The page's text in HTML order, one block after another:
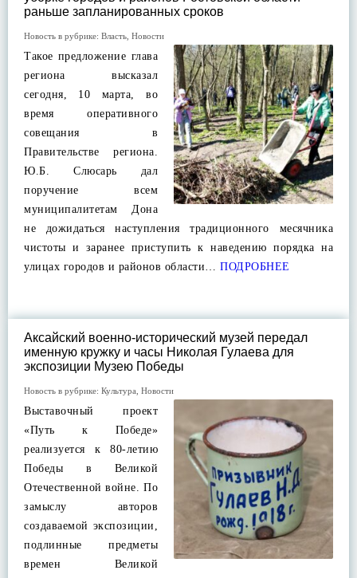
раньше запланированных сроков
Новость в рубрике: Власть Новости
Такое предложение глава
региона высказал
сегодня, 10 марта, во
время оперативного
совещания в
Правительстве региона.
Ю.Б. Слюсарь дал
поручение всем
муниципалитетам Дона
не дожидаться наступления традиционного месячника
чистоты и заранее приступить к наведению порядка на
улицах городов и районов области… ПОДРОБНЕЕ
Аксайский военно-исторический музей передал
именную кружку и часы Николая Гулаева для
экспозиции Музею Победы
Новость в рубрике: Культура Новости
Выставочный проект
«Путь к Победе»
реализуется к 80-летию
Победы в Великой
Отечественной войне. По
замыслу авторов
создаваемой экспозиции,
подлинные предметы
времен Великой